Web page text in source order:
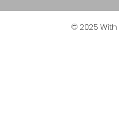
© 2025 With